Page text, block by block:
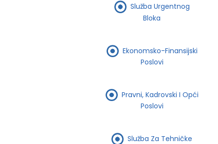
Služba Urgentnog
Bloka
Ekonomsko-Finansijski
Poslovi
Pravni, Kadrovski I Opći
Poslovi
Služba Za Tehničke